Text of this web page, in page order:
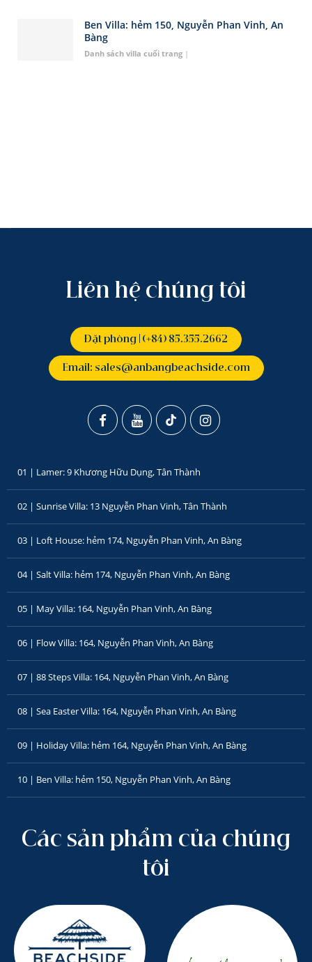
Ben Villa: hẻm 150, Nguyễn Phan Vinh, An
Bàng
Danh sách villa cuối trang |
Liên hệ chúng tôi
Đặt phòng | (+84) 85.355.2662
Email: sales@anbangbeachside.com
01 | Lamer: 9 Khương Hữu Dụng, Tân Thành
02 | Sunrise Villa: 13 Nguyễn Phan Vinh, Tân Thành
03 | Loft House: hẻm 174, Nguyễn Phan Vinh, An Bàng
04 | Salt Villa: hẻm 174, Nguyễn Phan Vinh, An Bàng
05 | May Villa: 164, Nguyễn Phan Vinh, An Bàng
06 | Flow Villa: 164, Nguyễn Phan Vinh, An Bàng
07 | 88 Steps Villa: 164, Nguyễn Phan Vinh, An Bàng
08 | Sea Easter Villa: 164, Nguyễn Phan Vinh, An Bàng
09 | Holiday Villa: hẻm 164, Nguyễn Phan Vinh, An Bàng
10 | Ben Villa: hẻm 150, Nguyễn Phan Vinh, An Bàng
Các sản phẩm của chúng
tôi